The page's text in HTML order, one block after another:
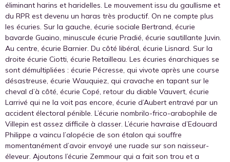
éliminant harins et haridelles. Le mouvement issu du gaullisme et
du RPR est devenu un haras très productif. On ne compte plus
les écuries. Sur la gauche, écurie sociale Bertrand, écurie
bavarde Guaino, minuscule écurie Pradié, écurie sautillante Juvin.
Au centre, écurie Barnier. Du côté libéral, écurie Lisnard. Sur la
droite écurie Ciotti, écurie Retailleau. Les écuries énarchiques se
sont démultipliées : écurie Pécresse, qui vivote après une course
désastreuse, écurie Wauquiez, qui cravache en tapant sur le
cheval d’à côté, écurie Copé, retour du diable Vauvert, écurie
Larrivé qui ne la voit pas encore, écurie d’Aubert entravé par un
accident électoral pénible. L’écurie nombrilo-frico-arabophile de
Villepin est assez difficile à classer. L’écurie havraise d’Edouard
Philippe a vaincu l’alopécie de son étalon qui souffre
momentanément d’avoir envoyé une ruade sur son naisseur-
éleveur. Ajoutons l’écurie Zemmour qui a fait son trou et a